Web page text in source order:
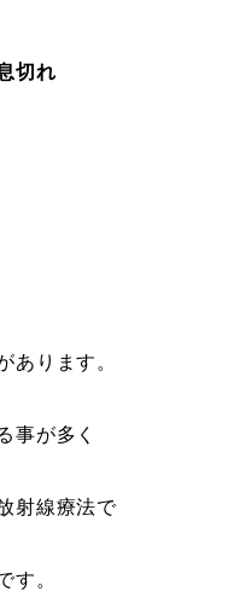
切れ
あります。
事が多く
射線療法で
す。